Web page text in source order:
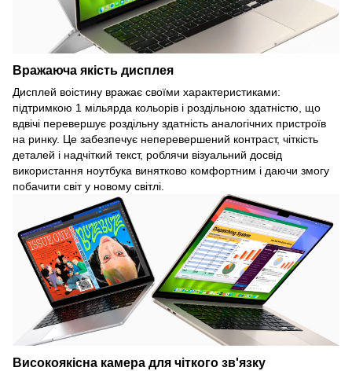
Вражаюча якість дисплея
Дисплей воістину вражає своїми характеристиками:
підтримкою 1 мільярда кольорів і роздільною здатністю, що
вдвічі перевершує роздільну здатність аналогічних пристроїв
на ринку. Це забезпечує неперевершений контраст, чіткість
деталей і надчіткий текст, роблячи візуальний досвід
використання ноутбука винятково комфортним і даючи змогу
побачити світ у новому світлі.
Високоякісна камера для чіткого зв'язку